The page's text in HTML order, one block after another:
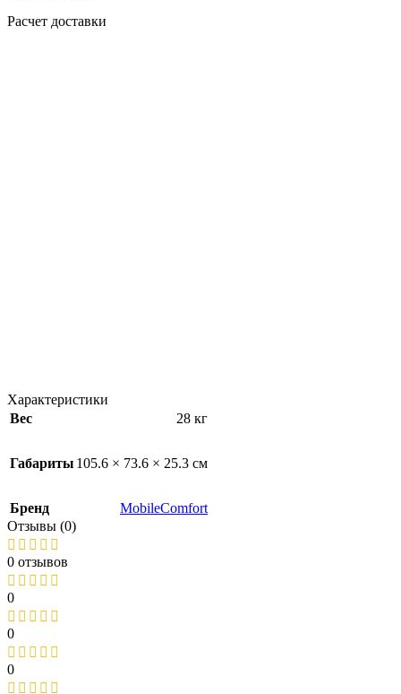
Расчет доставки
Характеристики
Вес
28 кг
Габариты 105.6 × 73.6 × 25.3 см
Бренд
MobileComfort
Отзывы (0)
0 отзывов
0
0
0